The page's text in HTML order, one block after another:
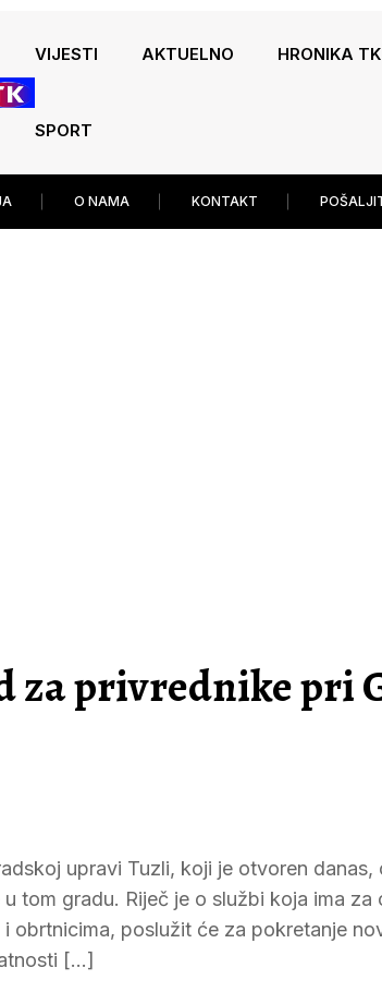
VIJESTI AKTUELNO HRONIKA TK
SPORT
O NAMA KONTAKT
za privrednike pri
upravi Tuzli, koji je otvoren
tom gradu. Riječ je o službi koja ima
obrtnicima, poslužit će za pokretanje
[…]